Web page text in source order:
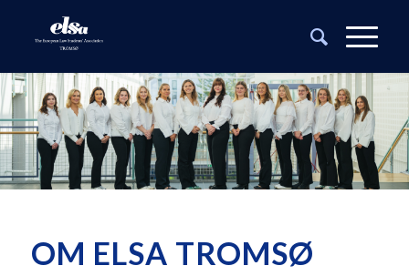
OM ELSA TROMSØ